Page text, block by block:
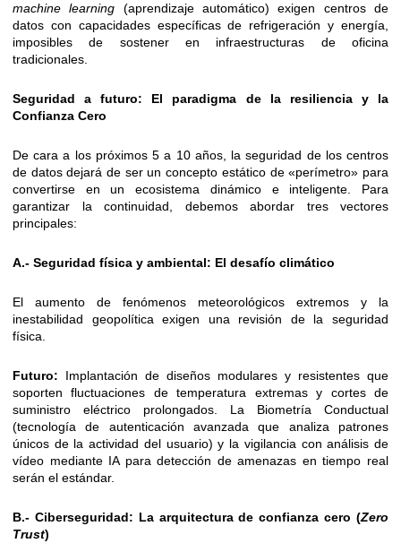
machine learning (aprendizaje automático) exigen centros de
datos con capacidades específicas de refrigeración y energía,
imposibles de sostener en infraestructuras de oficina
tradicionales.
Seguridad a futuro: El paradigma de la resiliencia y la
Confianza Cero
De cara a los próximos 5 a 10 años, la seguridad de los centros
de datos dejará de ser un concepto estático de «perímetro» para
convertirse en un ecosistema dinámico e inteligente. Para
garantizar la continuidad, debemos abordar tres vectores
principales:
A.- Seguridad física y ambiental: El desafío climático
El aumento de fenómenos meteorológicos extremos y la
inestabilidad geopolítica exigen una revisión de la seguridad
física.
Futuro: Implantación de diseños modulares y resistentes que
soporten fluctuaciones de temperatura extremas y cortes de
suministro eléctrico prolongados. La Biometría Conductual
(tecnología de autenticación avanzada que analiza patrones
únicos de la actividad del usuario) y la vigilancia con análisis de
vídeo mediante IA para detección de amenazas en tiempo real
serán el estándar.
B.- Ciberseguridad: La arquitectura de confianza cero (Zero
Trust)